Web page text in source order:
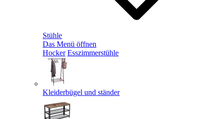
Stühle
Das Menü öffnen
Hocker Esszimmerstühle
Kleiderbügel und ständer